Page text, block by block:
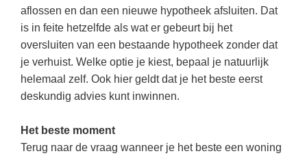
Eerste wereldoorlog
Evolutieleer
Feest- en Gedenkdagen
Godsdienstonderwijs
Kerstfeest
Kinderboekenweek
Orientatie
Rekenen
Sociale vaardigheden
Taalvaardigheid
aflossen en dan een nieuwe hypotheek afsluiten. Dat
is in feite hetzelfde als wat er gebeurt bij het
oversluiten van een bestaande hypotheek zonder dat
je verhuist. Welke optie je kiest, bepaal je natuurlijk
helemaal zelf. Ook hier geldt dat je het beste eerst
deskundig advies kunt inwinnen.
Het beste moment
Terug naar de vraag wanneer je het beste een woning